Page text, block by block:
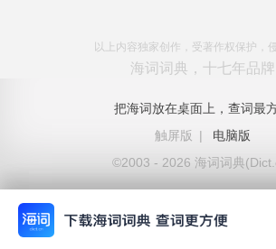
以上内容独家创作，受著作权保护，
海词词典，十七年品牌
把海词放在桌面上，查词最
触屏版
|
电脑版
©2003 - 2026 海词词典